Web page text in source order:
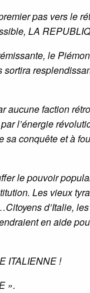
pas vers le
LA
le
aucune faction
l’énergie
sa conquête et à
le pouvoir
Les vieux
d’Italie,
en aide
ITALIENNE !
».